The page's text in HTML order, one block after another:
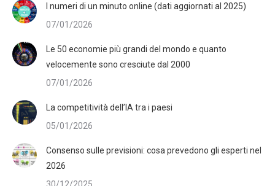
I numeri di un minuto online (dati aggiornati al 2025)
07/01/2026
Le 50 economie più grandi del mondo e quanto
velocemente sono cresciute dal 2000
07/01/2026
La competitività dell’IA tra i paesi
05/01/2026
Consenso sulle previsioni: cosa prevedono gli esperti nel
2026
30/12/2025